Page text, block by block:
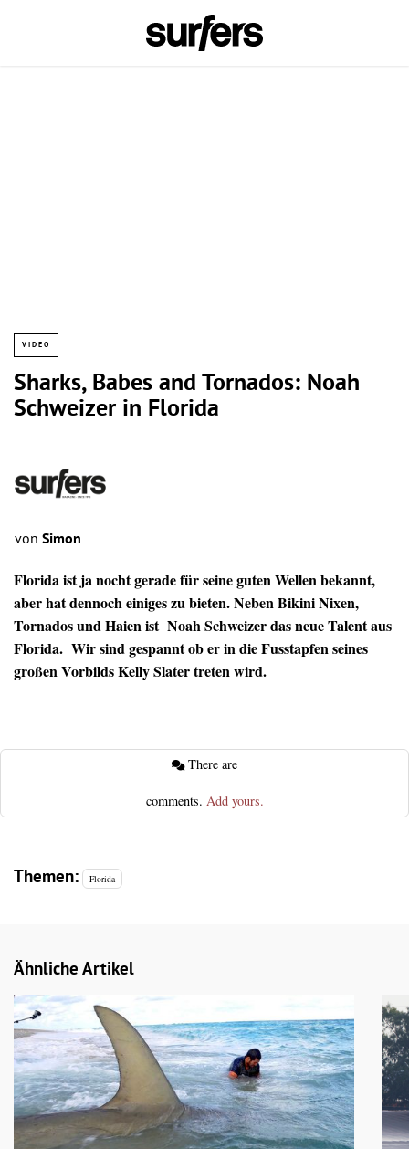
VIDEO
Sharks, Babes and Tornados: Noah
Schweizer in Florida
von Simon
Florida ist ja nocht gerade für seine guten Wellen bekannt,
aber hat dennoch einiges zu bieten. Neben Bikini Nixen,
Tornados und Haien ist Noah Schweizer das neue Talent aus
Florida. Wir sind gespannt ob er in die Fusstapfen seines
großen Vorbilds Kelly Slater treten wird.
comments. Add yours.
Themen: Florida
Ähnliche Artikel